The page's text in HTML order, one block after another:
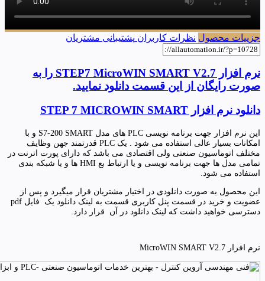
جزییات محصول نظرات کاربران پشتیبانی مشتریان
نرم افزار STEP7 MicroWIN SMART V2.7 را به
صورت رایگان از این قسمت دانلود نمایید.
دانلود نرم افزار STEP 7 MICROWIN SMART
این نرم افزار جهت برنامه نویسی PLC های مدل S7-200 SMART و با
امکانات بسیار عالی استفاده می شود . یک PLC قدرتمند جهن وظایف
مختلف اتوماسیون صنعتی ولی اقتصادی می باشد که دارای پورت اترنت در
تمامی مدل ها جهت برنامه نویسی و یا ارتباط بع HMI ها و یا شبکه بندی
استفاده می شود.
این محصول به صورت دانلودی در اختیار مشتریان قرار میگیرد و پس از
عضویت و خرید در قسمت پنل کاربری قسمت به لینک دانلود یک فایل pdf
دسترسی خواهید داشت که لینک دانلود در آن قرار دارد.
نرم افزار MicroWIN SMART V2.7